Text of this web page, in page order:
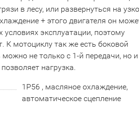
в лесу, или развернуться на
+ этого двигателя он
условиях эксплуатации, поэтому
К мотоциклу так же есть боковой
не только с 1‑й передачи, но
нагрузка.
1Р56 , масляное охлаждение,
автоматическое сцепление